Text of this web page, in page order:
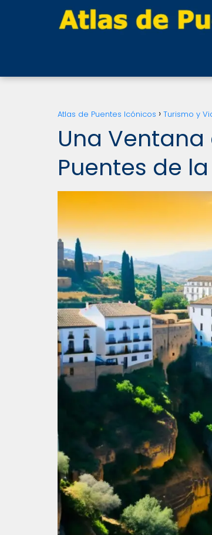
Atlas de Puentes Icónicos Turismo y
Una Ventana
Puentes de